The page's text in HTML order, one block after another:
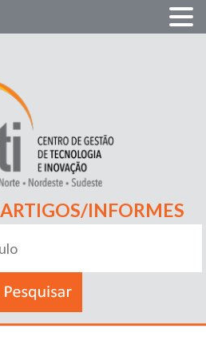
INFORMES